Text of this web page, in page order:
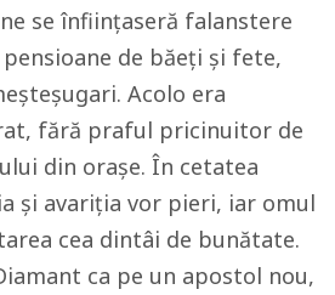
se înfiinţaseră falanstere
de băeţi şi fete,
Acolo era
fără praful pricinuitor de
din oraşe. În cetatea
și avariția vor pieri, iar omul
cea dintâi de bunătate.
ca pe un apostol nou,